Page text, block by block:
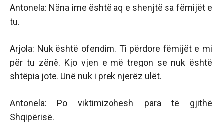
Antonela: Nëna ime është aq e shenjtë sa fëmijët e
tu.
Arjola: Nuk është ofendim. Ti përdore fëmijët e mi
për tu zënë. Kjo vjen e më tregon se nuk është
shtëpia jote. Unë nuk i prek njerëz ulët.
Antonela: Po viktimizohesh para të gjithë
Shqipërisë.